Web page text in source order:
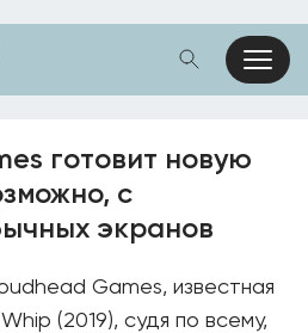
готовит новую
с
экранов
Games, известная
(2019), судя по всему,